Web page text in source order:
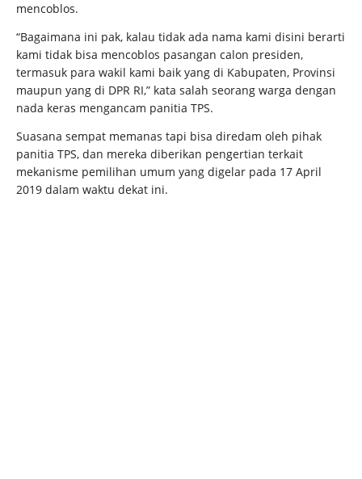
mencoblos.
“Bagaimana ini pak, kalau tidak ada nama kami disini berarti
kami tidak bisa mencoblos pasangan calon presiden,
termasuk para wakil kami baik yang di Kabupaten, Provinsi
maupun yang di DPR RI,” kata salah seorang warga dengan
nada keras mengancam panitia TPS.
Suasana sempat memanas tapi bisa diredam oleh pihak
panitia TPS, dan mereka diberikan pengertian terkait
mekanisme pemilihan umum yang digelar pada 17 April
2019 dalam waktu dekat ini.